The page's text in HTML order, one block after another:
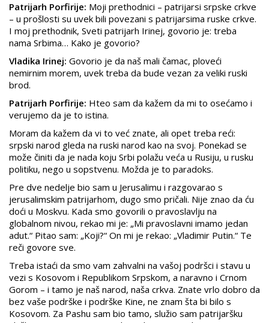
Patrijarh Porfirije: Moji prethodnici – patrijarsi srpske crkve
– u prošlosti su uvek bili povezani s patrijarsima ruske crkve.
I moj prethodnik, Sveti patrijarh Irinej, govorio je: treba
nama Srbima… Kako je govorio?
Vladika Irinej: Govorio je da naš mali čamac, ploveći
nemirnim morem, uvek treba da bude vezan za veliki ruski
brod.
Patrijarh Porfirije: Hteo sam da kažem da mi to osećamo i
verujemo da je to istina.
Moram da kažem da vi to već znate, ali opet treba reći:
srpski narod gleda na ruski narod kao na svoj. Ponekad se
može činiti da je nada koju Srbi polažu veća u Rusiju, u rusku
politiku, nego u sopstvenu. Možda je to paradoks.
Pre dve nedelje bio sam u Jerusalimu i razgovarao s
jerusalimskim patrijarhom, dugo smo pričali. Nije znao da ću
doći u Moskvu. Kada smo govorili o pravoslavlju na
globalnom nivou, rekao mi je: „Mi pravoslavni imamo jedan
adut.“ Pitao sam: „Koji?“ On mi je rekao: „Vladimir Putin.“ Te
reči govore sve.
Treba istaći da smo vam zahvalni na vašoj podršci i stavu u
vezi s Kosovom i Republikom Srpskom, a naravno i Crnom
Gorom – i tamo je naš narod, naša crkva. Znate vrlo dobro da
bez vaše podrške i podrške Kine, ne znam šta bi bilo s
Kosovom. Za Pashu sam bio tamo, služio sam patrijaršku